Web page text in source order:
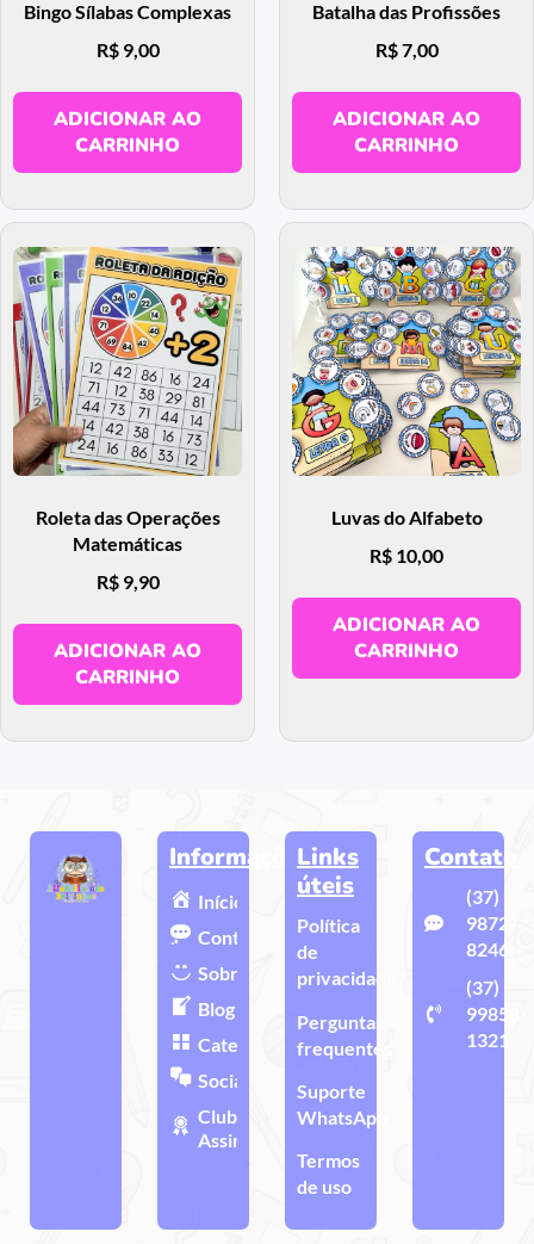
Bingo Sílabas Complexas
R$9,00
ADICIONAR AO
CARRINHO
Batalha das Profissões
R$7,00
ADICIONAR AO
CARRINHO
Roleta das Operações
Matemáticas
R$9,90
ADICIONAR AO
CARRINHO
Luvas do Alfabeto
R$ 10,00
ADICIONAR AO
CARRINHO
Informações
Início
Contato
Sobre
Blog
Categorias
Sociais
Clube de
Assinatura
Links
úteis
Política
de
privacidade
Perguntas
frequentes
Suporte
WhatsApp
Termos
de uso
Contato
(37)
9872-
8246
(37)
99858-
1321